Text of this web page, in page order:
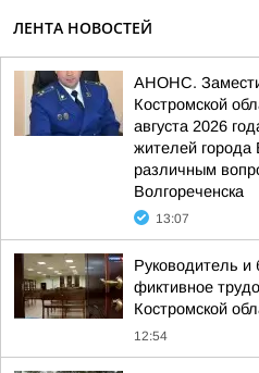
ЛЕНТА НОВОСТЕЙ
АНОНС.
Костромской
августа 2026
жителей города
различным
Волгореченска
13:07
Руководитель и
фиктивное
Костромской
12:54